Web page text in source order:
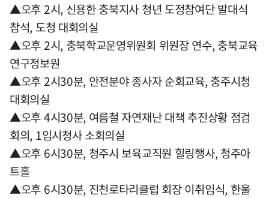
▲오후 2시, 신용한 충북지사 청년 도정참여단 발대식
참석, 도청 대회의실
▲오후 2시, 충북학교운영위원회 위원장 연수, 충북교육
연구정보원
▲오후 2시30분, 안전분야 종사자 순회교육, 충주시청
대회의실
▲오후 4시30분, 여름철 자연재난 대책 추진상황 점검
회의, 1임시청사 소회의실
▲오후 6시30분, 청주시 보육교직원 힐링행사, 청주아
트홀
▲오후 6시30분, 진천로타리클럽 회장 이취임식, 한울